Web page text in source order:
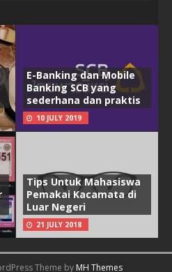
E-Banking dan Mobile
Banking SCB yang
sederhana dan praktis
10 JULY 2019
Tips Untuk Mahasiswa
Pemakai Kacamata di
Luar Negeri
21 JULY 2018
Theme by MH Themes